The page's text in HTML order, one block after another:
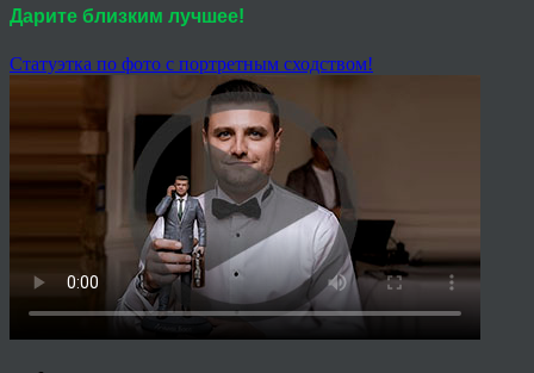
Дарите близким лучшее!
Статуэтка по фото с портретным сходством!